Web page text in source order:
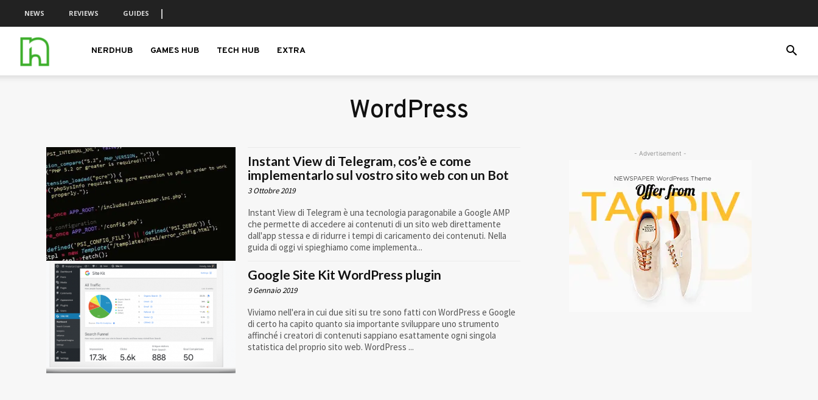
NEWS REVIEWS GUIDES
nerdhub.itNERDHUB GAMES HUB TECH HUB EXTRA
WordPress
Instant View di Telegram, cos’è e come
implementarlo sul vostro sito web con un Bot
3 Ottobre 2019
Instant View di Telegram è una tecnologia paragonabile a Google AMP
che permette di accedere ai contenuti di un sito web direttamente
dall'app stessa e di ridurre i tempi di caricamento dei contenuti. Nella
guida di oggi vi spieghiamo come implementa...
Google Site Kit WordPress plugin
9 Gennaio 2019
Viviamo nell'era in cui due siti su tre sono fatti con WordPress e Google
di certo ha capito quanto sia importante sviluppare uno strumento
affinché i creatori di contenuti sappiano esattamente ogni singola
statistica del proprio sito web. WordPress ...
- Advertisement -